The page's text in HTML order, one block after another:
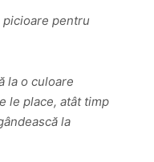
picioare pentru
la o culoare
le place, atât timp
la